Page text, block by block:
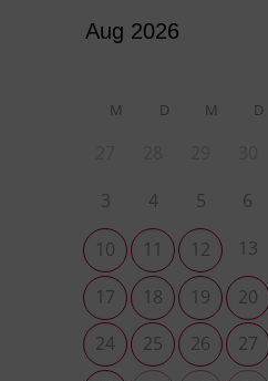
M D M D
3
4 5 6
10 11 12 13
17
18 19 20
24
25 26 27